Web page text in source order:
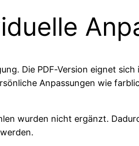
Die PDF‑Version eignet
Anpassungen wie
wurden nicht ergänzt.